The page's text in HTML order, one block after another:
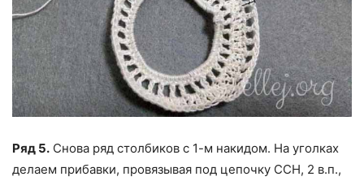
Ряд 5. Снова ряд столбиков с 1-м накидом. На уголках
делаем прибавки, провязывая под цепочку ССН, 2 в.п.,